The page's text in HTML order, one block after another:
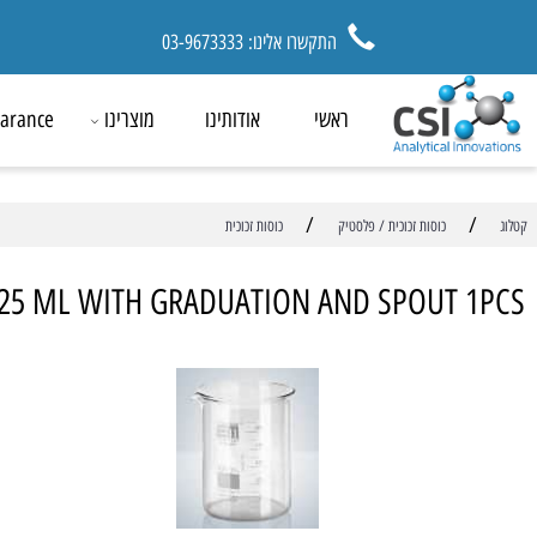
התקשרו אלינו: 03-9673333
ראשי אודותינו מוצרינו Clearance
כוסות זכוכית / פלסטיק / כוסות זכוכית
25 ML WITH GRADUATION AND SPOUT